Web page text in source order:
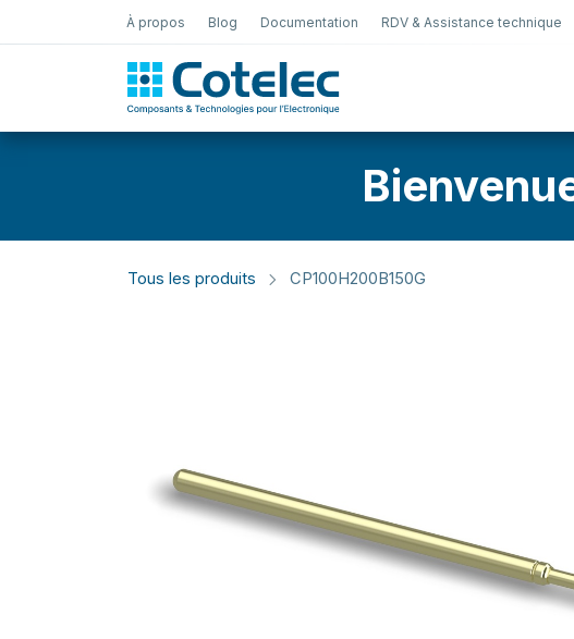
À propos Blog Documentation RDV & Assistance technique
Tous les produits CP100H200B150G